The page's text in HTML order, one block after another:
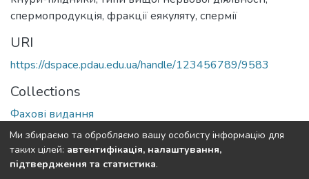
спермопродукція, фракції еякуляту, спермії
URI
https://dspace.pdau.edu.ua/handle/123456789/9583
Collections
Фахові видання
Full item page
Ми збираємо та обробляємо вашу особисту інформацію для
таких цілей: автентифікація, налаштування,
підтвердження та статистика.